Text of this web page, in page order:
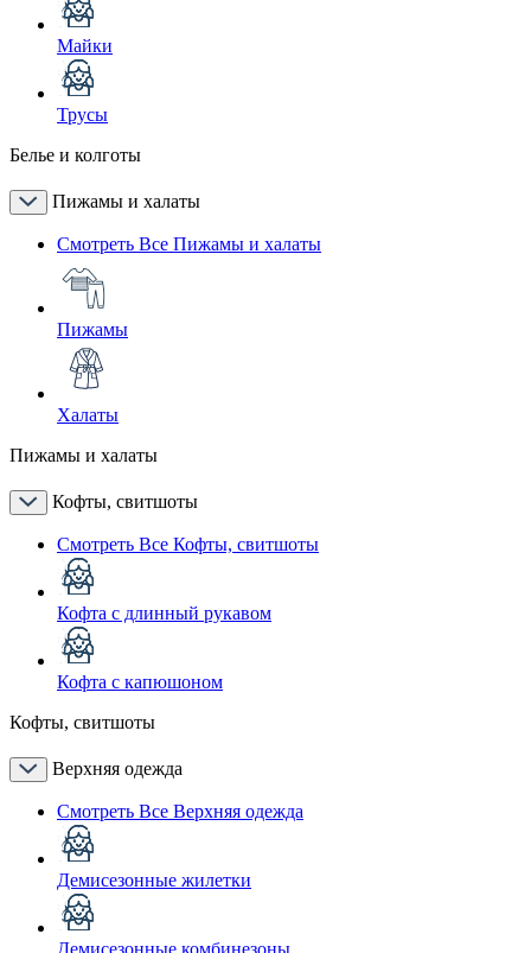
Майки
Трусы
Белье и колготы
Пижамы и халаты
Смотреть Все Пижамы и халаты
Пижамы
Халаты
Пижамы и халаты
Кофты, свитшоты
Смотреть Все Кофты, свитшоты
Кофта с длинный рукавом
Кофта с капюшоном
Кофты, свитшоты
Верхняя одежда
Смотреть Все Верхняя одежда
Демисезонные жилетки
Демисезонные комбинезоны